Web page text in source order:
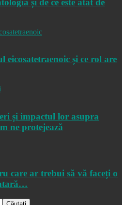
și de ce este atât de
eicosatetraenoic și ce rol are
și impactul lor asupra
ne protejează
care ar trebui să vă faceți o